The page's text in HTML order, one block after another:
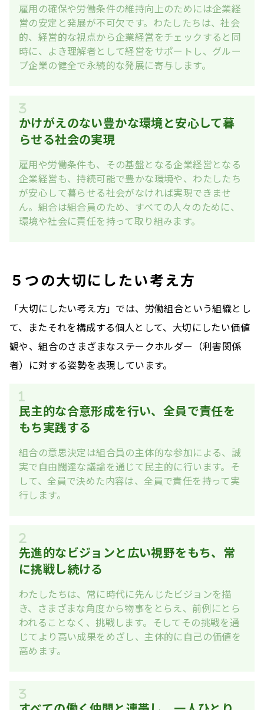
雇用の確保や労働条件の維持向上のためには企業経
営の安定と発展が不可欠です。わたしたちは、社会
的、経営的な視点から企業経営をチェックすると同
時に、よき理解者として経営をサポートし、グルー
プ企業の健全で永続的な発展に寄与します。
かけがえのない豊かな環境と安心して暮
らせる社会の実現
雇用や労働条件も、その基盤となる企業経営となる
企業経営も、持続可能で豊かな環境や、わたしたち
が安心して暮らせる社会がなければ実現できませ
ん。組合は組合員のため、すべての人々のために、
環境や社会に責任を持って取り組みます。
５つの大切にしたい考え方
「大切にしたい考え方」では、労働組合という組織とし
て、またそれを構成する個人として、大切にしたい価値
観や、組合のさまざまなステークホルダー（利害関係
者）に対する姿勢を表現しています。
民主的な合意形成を行い、全員で責任を
もち実践する
組合の意思決定は組合員の主体的な参加による、誠
実で自由闊達な議論を通じて民主的に行います。そ
して、全員で決めた内容は、全員で責任を持って実
行します。
先進的なビジョンと広い視野をもち、常
に挑戦し続ける
わたしたちは、常に時代に先んじたビジョンを描
き、さまざまな角度から物事をとらえ、前例にとら
われることなく、挑戦します。そしてその挑戦を通
じてより高い成果をめざし、主体的に自己の価値を
高めます。